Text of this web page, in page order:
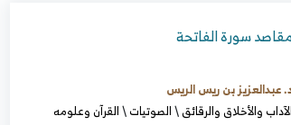
مقاصد سورة الفاتحة
عبدالعزيز بن ريس الريس
الآداب والأخلاق والرقائق\الصوتيات\القرآن وعلومه